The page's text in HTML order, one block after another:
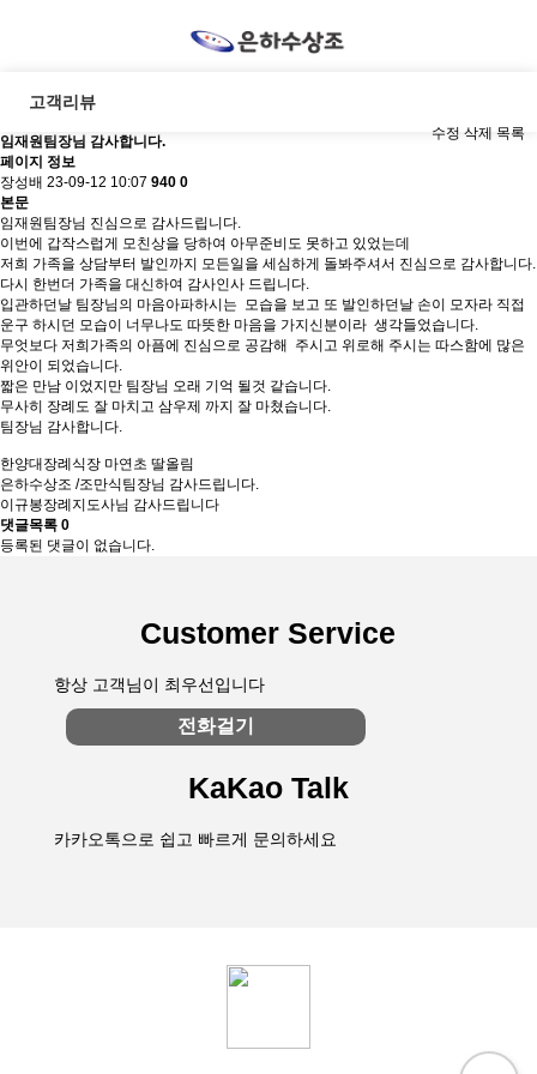
고객리뷰
수정 삭제 목록
임재원팀장님 감사합니다.
페이지 정보
장성배 23-09-12 10:07 940 0
본문
임재원팀장님 진심으로 감사드립니다.
이번에 갑작스럽게 모친상을 당하여 아무준비도 못하고 있었는데
저희 가족을 상담부터 발인까지 모든일을 세심하게 돌봐주셔서 진심으로 감사합니다.
다시 한번더 가족을 대신하여 감사인사 드립니다.
입관하던날 팀장님의 마음아파하시는 모습을 보고 또 발인하던날 손이 모자라 직접
운구 하시던 모습이 너무나도 따뜻한 마음을 가지신분이라 생각들었습니다.
무엇보다 저희가족의 아픔에 진심으로 공감해 주시고 위로해 주시는 따스함에 많은
위안이 되었습니다.
짧은 만남 이었지만 팀장님 오래 기억 될것 같습니다.
무사히 장례도 잘 마치고 삼우제 까지 잘 마쳤습니다.
팀장님 감사합니다.
한양대장례식장 마연초 딸올림
은하수상조 /조만식팀장님 감사드립니다.
이규봉장례지도사님 감사드립니다
댓글목록 0
등록된 댓글이 없습니다.
Customer Service
항상 고객님이 최우선입니다
전화걸기
KaKao Talk
카카오톡으로 쉽고 빠르게 문의하세요